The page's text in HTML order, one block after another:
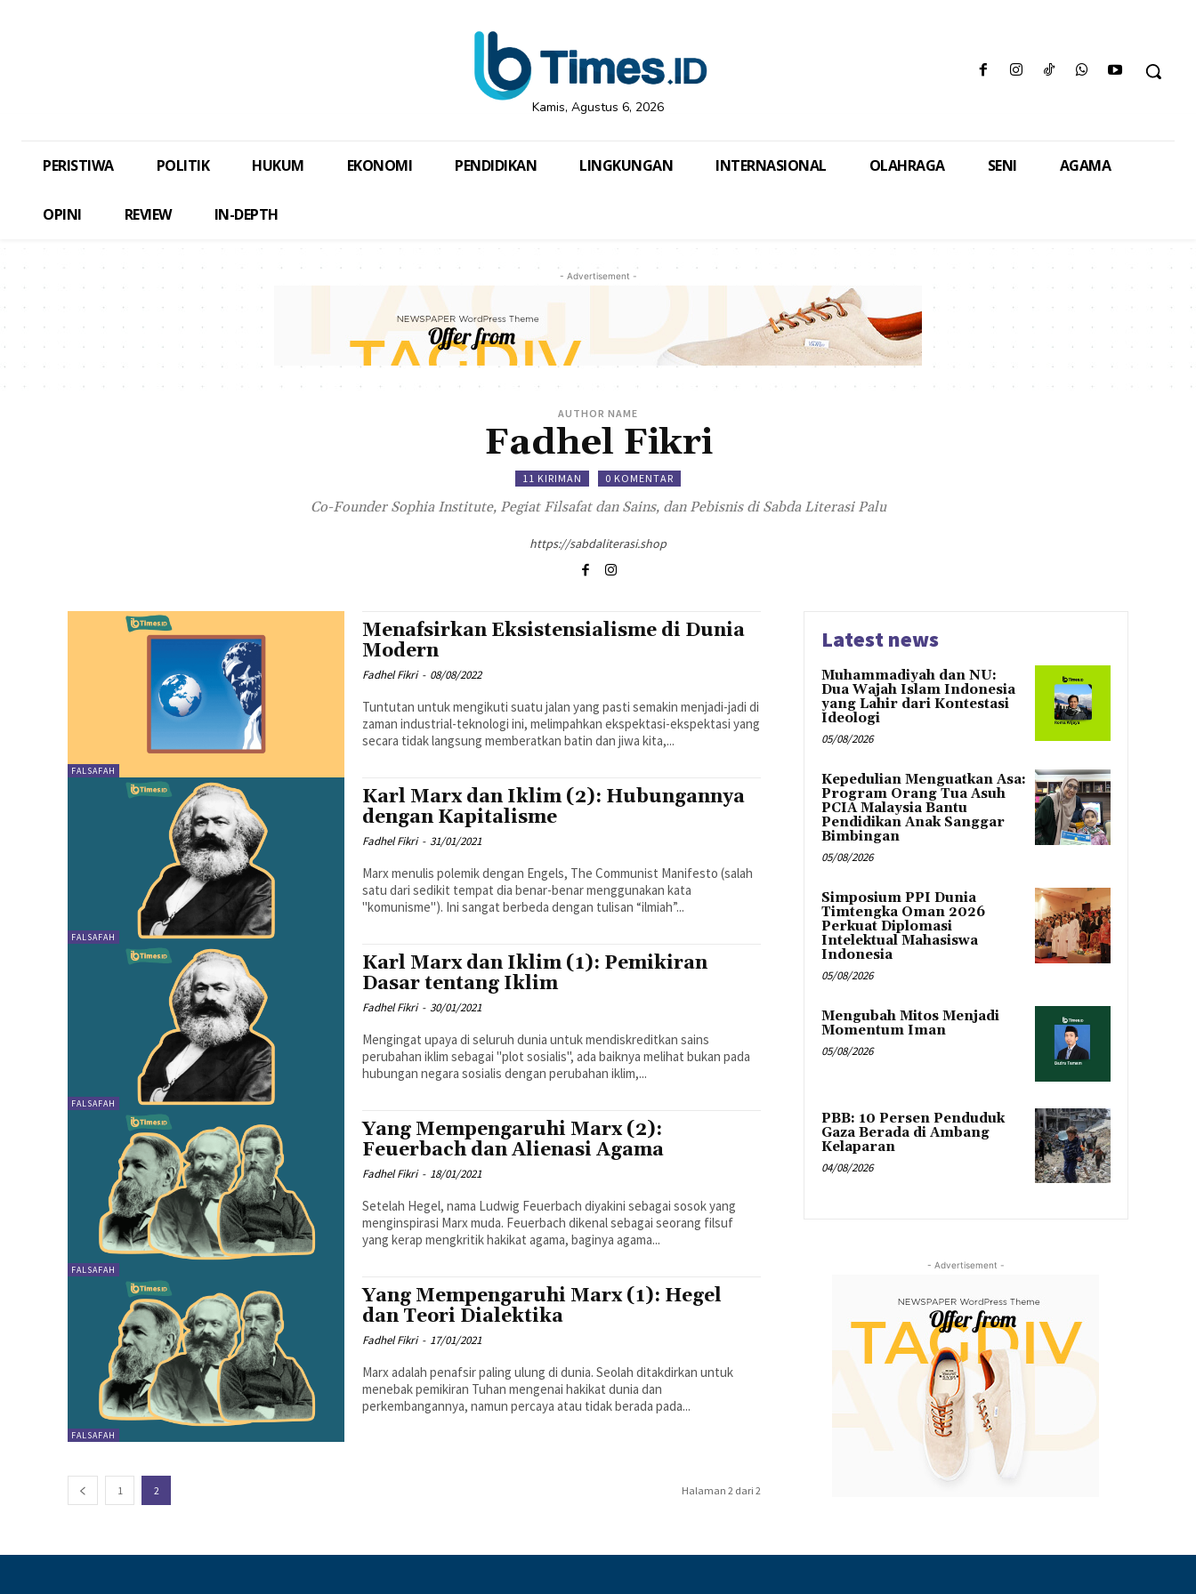
Kamis, Agustus 6, 2026
PERISTIWA POLITIK HUKUM EKONOMI PENDIDIKAN LINGKUNGAN INTERNASIONAL OLAHRAGA SENI AGAMA
OPINI REVIEW IN-DEPTH
- Advertisement -
AUTHOR NAME
Fadhel Fikri
11 KIRIMAN 0 KOMENTAR
Co-Founder Sophia Institute, Pegiat Filsafat dan Sains, dan Pebisnis di Sabda Literasi Palu
https://sabdaliterasi.shop
FALSAFAH
Menafsirkan Eksistensialisme di Dunia
Modern
Fadhel Fikri - 08/08/2022
Tuntutan untuk mengikuti suatu jalan yang pasti semakin menjadi-jadi di
zaman industrial-teknologi ini, melimpahkan ekspektasi-ekspektasi yang
secara tidak langsung memberatkan batin dan jiwa kita,...
FALSAFAH
Karl Marx dan Iklim (2): Hubungannya
dengan Kapitalisme
Fadhel Fikri - 31/01/2021
Marx menulis polemik dengan Engels, The Communist Manifesto (salah
satu dari sedikit tempat dia benar-benar menggunakan kata
"komunisme"). Ini sangat berbeda dengan tulisan “ilmiah”...
FALSAFAH
Karl Marx dan Iklim (1): Pemikiran
Dasar tentang Iklim
Fadhel Fikri - 30/01/2021
Mengingat upaya di seluruh dunia untuk mendiskreditkan sains
perubahan iklim sebagai "plot sosialis", ada baiknya melihat bukan pada
hubungan negara sosialis dengan perubahan iklim,...
FALSAFAH
Yang Mempengaruhi Marx (2):
Feuerbach dan Alienasi Agama
Fadhel Fikri - 18/01/2021
Setelah Hegel, nama Ludwig Feuerbach diyakini sebagai sosok yang
menginspirasi Marx muda. Feuerbach dikenal sebagai seorang filsuf
yang kerap mengkritik hakikat agama, baginya agama...
FALSAFAH
Yang Mempengaruhi Marx (1): Hegel
dan Teori Dialektika
Fadhel Fikri - 17/01/2021
Marx adalah penafsir paling ulung di dunia. Seolah ditakdirkan untuk
menebak pemikiran Tuhan mengenai hakikat dunia dan
perkembangannya, namun percaya atau tidak berada pada...
1 2 Halaman 2 dari 2
Latest news
Muhammadiyah dan NU:
Dua Wajah Islam Indonesia
yang Lahir dari Kontestasi
Ideologi
05/08/2026
Kepedulian Menguatkan Asa:
Program Orang Tua Asuh
PCIA Malaysia Bantu
Pendidikan Anak Sanggar
Bimbingan
05/08/2026
Simposium PPI Dunia
Timtengka Oman 2026
Perkuat Diplomasi
Intelektual Mahasiswa
Indonesia
05/08/2026
Mengubah Mitos Menjadi
Momentum Iman
05/08/2026
PBB: 10 Persen Penduduk
Gaza Berada di Ambang
Kelaparan
04/08/2026
- Advertisement -